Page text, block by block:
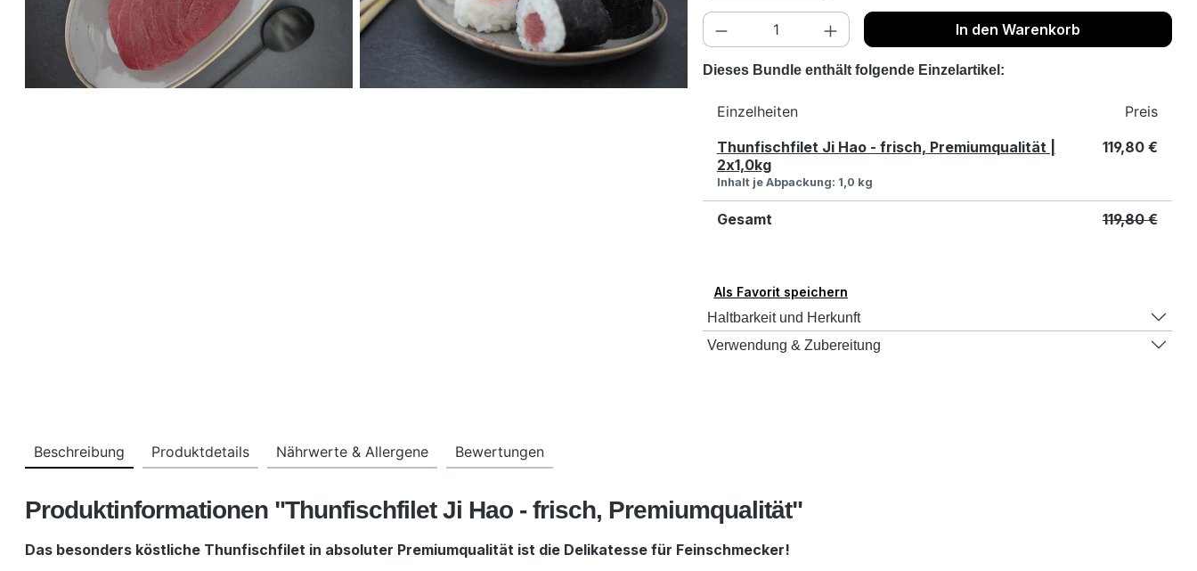
Produkt Anzahl: Gib den gewünschten Wert
In den Warenkorb
Dieses Bundle enthält folgende Einzelartikel:
Einzelheiten
Preis
Thunfischfilet Ji Hao - frisch, Premiumqualität |
2x1,0kg
Inhalt je Abpackung: 1,0 kg
119,80 €
Gesamt 119,80 €
Als Favorit speichern
Haltbarkeit und Herkunft
Verwendung & Zubereitung
Beschreibung Produktdetails Nährwerte & Allergene Bewertungen
Produktinformationen "Thunfischfilet Ji Hao - frisch, Premiumqualität"
Das besonders köstliche Thunfischfilet in absoluter Premiumqualität ist die Delikatesse für Feinschmecker!